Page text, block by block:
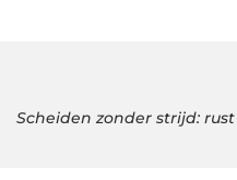
Scheiden zonder strijd: